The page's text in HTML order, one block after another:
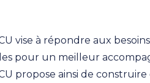
vise à répondre aux
pour un meilleur
propose ainsi de